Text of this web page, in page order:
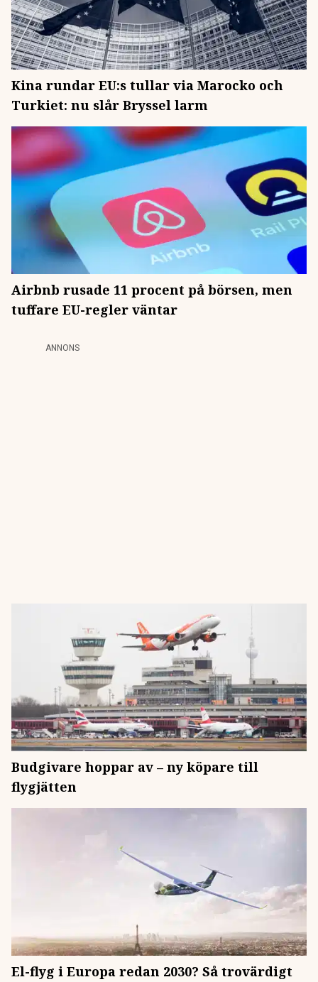
Kina rundar EU:s tullar via Marocko och
Turkiet: nu slår Bryssel larm
Airbnb rusade 11 procent på börsen, men
tuffare EU-regler väntar
ANNONS
Budgivare hoppar av – ny köpare till
flygjätten
El-flyg i Europa redan 2030? Så trovärdigt